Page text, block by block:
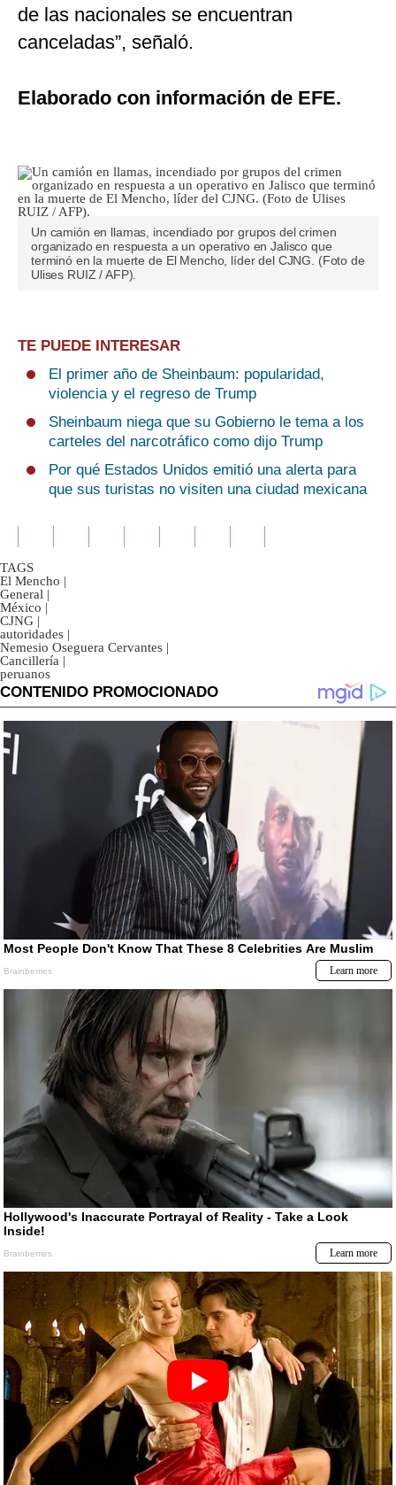
de las nacionales se encuentran
canceladas”, señaló.
Elaborado con información de EFE.
Un camión en llamas, incendiado por grupos del crimen
organizado en respuesta a un operativo en Jalisco que
terminó en la muerte de El Mencho, líder del CJNG. (Foto de
Ulises RUIZ / AFP).
TE PUEDE INTERESAR
El primer año de Sheinbaum: popularidad,
violencia y el regreso de Trump
Sheinbaum niega que su Gobierno le tema a los
carteles del narcotráfico como dijo Trump
Por qué Estados Unidos emitió una alerta para
que sus turistas no visiten una ciudad mexicana
TAGS
El Mencho |
General |
México |
CJNG |
autoridades |
Nemesio Oseguera Cervantes |
Cancillería |
peruanos